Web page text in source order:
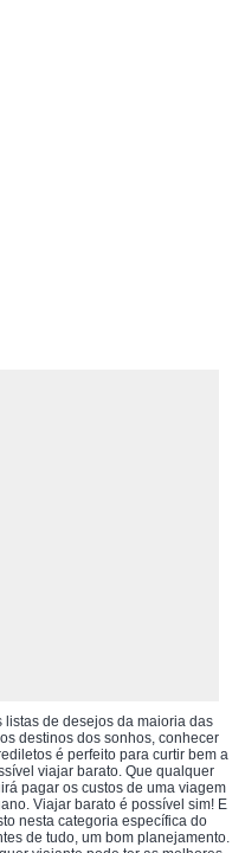
de desejos da maioria das
destinos dos sonhos, conhecer
é perfeito para curtir bem a
viajar barato. Que qualquer
pagar os custos de uma viagem
Viajar barato é possível sim! E
nesta categoria específica do
de tudo, um bom planejamento.